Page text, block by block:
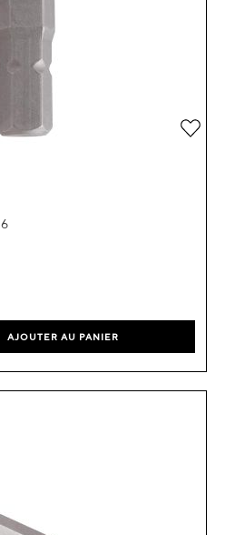
AJOUTER AU PANIER